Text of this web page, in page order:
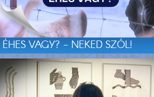
ÉHES VAGY? - NEKED SZÓL!